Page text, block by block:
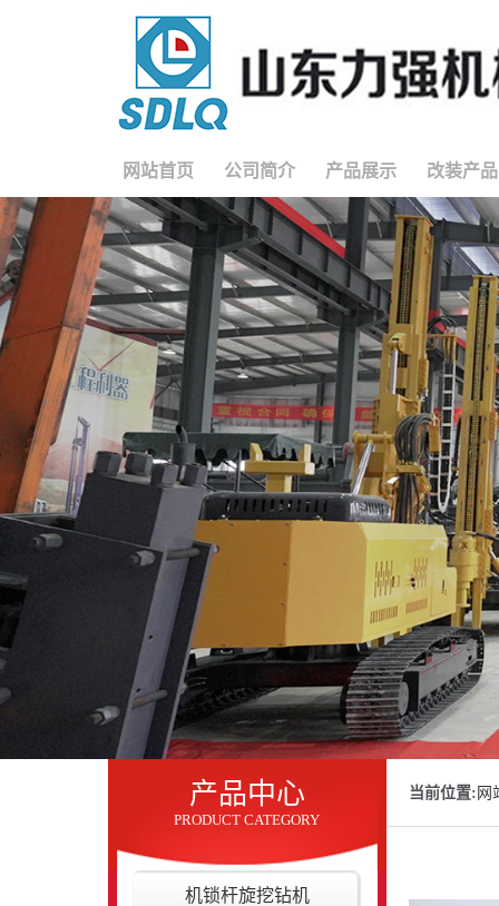
网站首页 公司简介 产品展示 改装产品
产品中心
PRODUCT CATEGORY
机锁杆旋挖钻机
当前位置: 网